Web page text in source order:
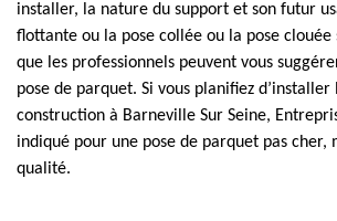
installer, la nature du support et son futur
flottante ou la pose collée ou la pose clouée
que les professionnels peuvent vous
pose de parquet. Si vous planifiez
construction à Barneville Sur Seine,
indiqué pour une pose de parquet pas cher,
qualité.